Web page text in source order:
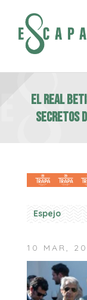
EL REAL
SECRETOS
Espejo
10 MAR,